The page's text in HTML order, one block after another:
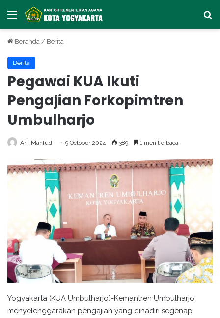
Menu
Beranda / Berita
Berita
Pegawai KUA Ikuti
Pengajian Forkopimtren
Umbulharjo
Arif Mahfud 9 October 2024 389 1 menit dibaca
Yogyakarta (KUA Umbulharjo)-Kemantren Umbulharjo
menyelenggarakan pengajian yang dihadiri segenap